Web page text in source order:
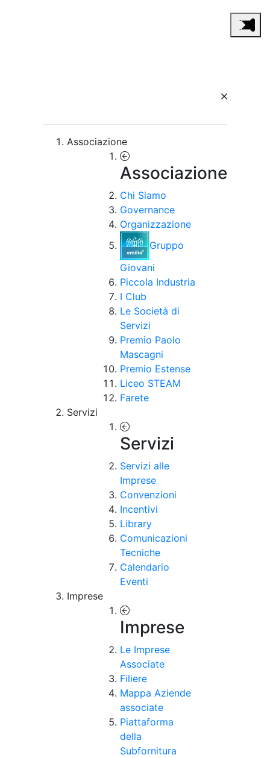
Associazione
Associazione
Chi Siamo
Governance
Organizzazione
Gruppo
Giovani
Piccola Industria
I Club
Le Società di
Servizi
Premio Paolo
Mascagni
Premio Estense
Liceo STEAM
Farete
Servizi
Servizi
Servizi alle
Imprese
Convenzioni
Incentivi
Library
Comunicazioni
Tecniche
Calendario
Eventi
Imprese
Imprese
Le Imprese
Associate
Filiere
Mappa Aziende
associate
Piattaforma
della
Subfornitura